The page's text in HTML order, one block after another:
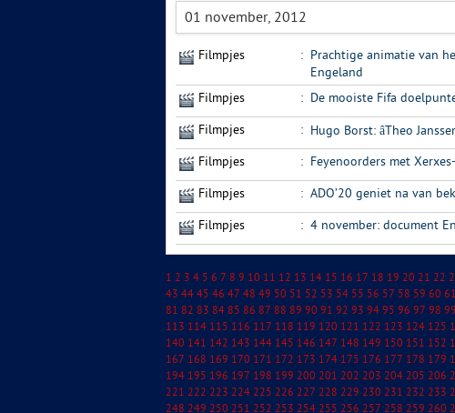
01 november, 2012
Filmpjes : Prachtige animatie van
Engeland
Filmpjes
: De mooiste Fifa
Filmpjes : Hugo Borst: âTheo
Filmpjes
: Feyenoorders met
Filmpjes : ADO’20 geniet na van
Filmpjes : 4 november: document
1 2 3 4 5 6 7 8 9 10 11 12 13 14 15 16 17 18 19 20 21 22
43 44 45 46 47 48 49 50 51 52 53 54 55 56 57 58 59 60 61
81 82 83 84 85 86 87 88 89 90 91 92 93 94 95 96 97 98 99
113 114 115 116 117 118 119 120 121 122 123 124 125
140 141 142 143 144 145 146 147 148 149 150 151 152
167 168 169 170 171 172 173 174 175 176 177 178 179
194 195 196 197 198 199 200 201 202 203 204 205 206
221 222 223 224 225 226 227 228 229 230 231 232 233
248 249 250 251 252 253 254 255 256 257 258 259 260